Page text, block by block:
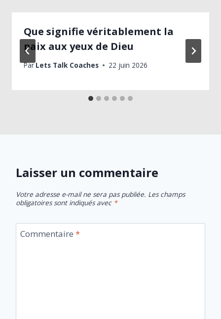
Que signifie véritablement la
paix aux yeux de Dieu
Par Lets Talk Coaches 22 juin 2026
Laisser un commentaire
Votre adresse e-mail ne sera pas publiée. Les champs
obligatoires sont indiqués avec *
Commentaire *